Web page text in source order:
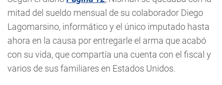
mitad del sueldo mensual de su colaborador Diego
Lagomarsino, informático y el único imputado hasta
ahora en la causa por entregarle el arma que acabó
con su vida, que compartía una cuenta con el fiscal y
varios de sus familiares en Estados Unidos.